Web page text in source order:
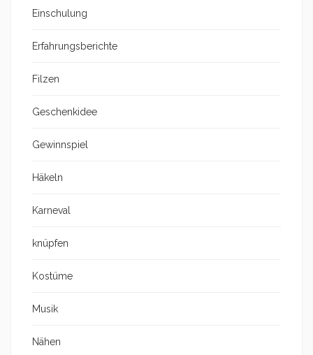
Einschulung
Erfahrungsberichte
Filzen
Geschenkidee
Gewinnspiel
Häkeln
Karneval
knüpfen
Kostüme
Musik
Nähen